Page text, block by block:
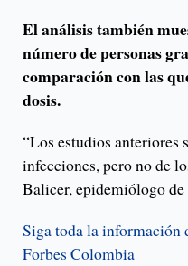
El análisis también
número de personas
comparación con las
dosis.
“Los estudios anteriores
infecciones, pero no de
Balicer, epidemiólogo
Siga toda la información
Forbes Colombia